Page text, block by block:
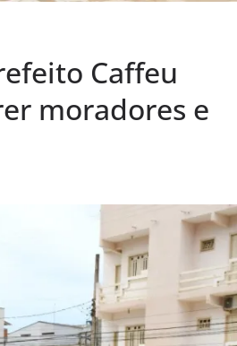
Caffeu
moradores e